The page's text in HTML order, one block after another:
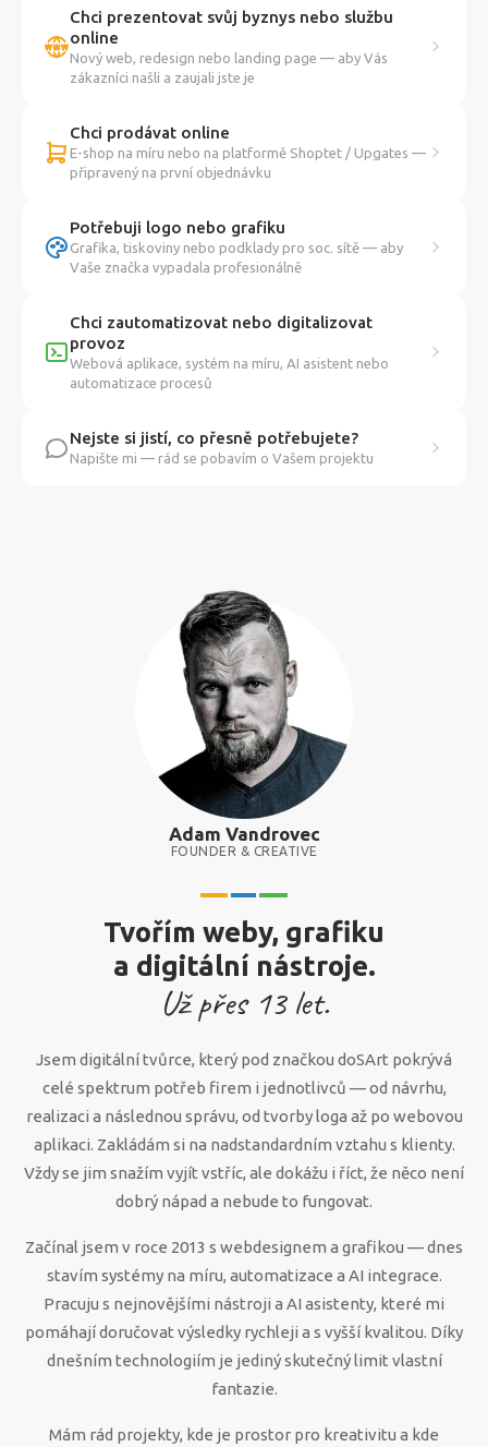
Chci prezentovat svůj byznys nebo službu
online
Nový web, redesign nebo landing page — aby Vás
zákazníci našli a zaujali jste je
Chci prodávat online
E-shop na míru nebo na platformě Shoptet / Upgates —
připravený na první objednávku
Potřebuji logo nebo grafiku
Grafika, tiskoviny nebo podklady pro soc. sítě — aby
Vaše značka vypadala profesionálně
Chci zautomatizovat nebo digitalizovat
provoz
Webová aplikace, systém na míru, AI asistent nebo
automatizace procesů
Nejste si jistí, co přesně potřebujete?
Napište mi — rád se pobavím o Vašem projektu
Adam Vandrovec
FOUNDER & CREATIVE
Tvořím weby, grafiku
a digitální nástroje.
Už přes 13let.
Jsem digitální tvůrce, který pod značkou doSArt pokrývá
celé spektrum potřeb firem i jednotlivců — od návrhu,
realizaci a následnou správu, od tvorby loga až po webovou
aplikaci. Zakládám si na nadstandardním vztahu s klienty.
Vždy se jim snažím vyjít vstříc, ale dokážu i říct, že něco není
dobrý nápad a nebude to fungovat.
Začínal jsem v roce 2013 s webdesignem a grafikou — dnes
stavím systémy na míru, automatizace a AI integrace.
Pracuju s nejnovějšími nástroji a AI asistenty, které mi
pomáhají doručovat výsledky rychleji a s vyšší kvalitou. Díky
dnešním technologiím je jediný skutečný limit vlastní
fantazie.
Mám rád projekty, kde je prostor pro kreativitu a kde